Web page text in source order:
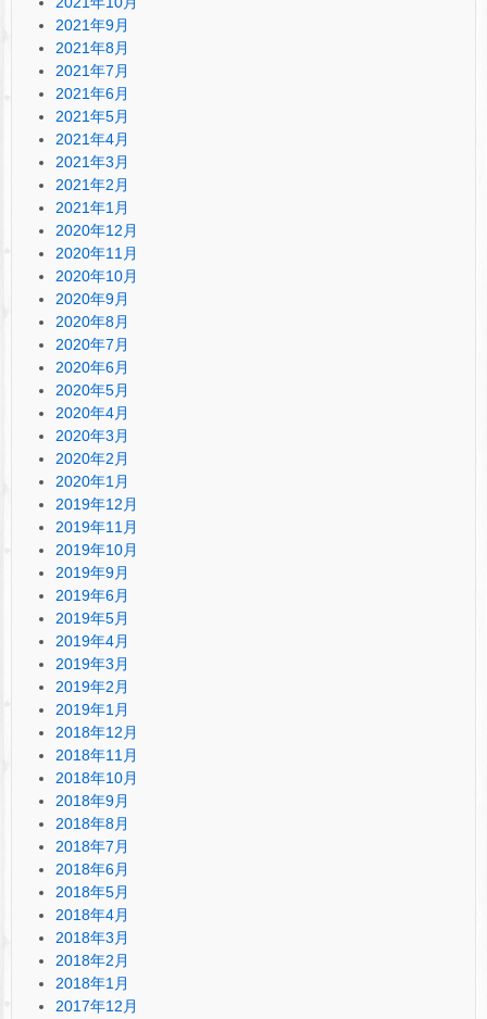
2021年9月
2021年8月
2021年7月
2021年6月
2021年5月
2021年4月
2021年3月
2021年2月
2021年1月
2020年12月
2020年11月
2020年10月
2020年9月
2020年8月
2020年7月
2020年6月
2020年5月
2020年4月
2020年3月
2020年2月
2020年1月
2019年12月
2019年11月
2019年10月
2019年9月
2019年6月
2019年5月
2019年4月
2019年3月
2019年2月
2019年1月
2018年12月
2018年11月
2018年10月
2018年9月
2018年8月
2018年7月
2018年6月
2018年5月
2018年4月
2018年3月
2018年2月
2018年1月
2017年12月